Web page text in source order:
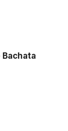
Bachata